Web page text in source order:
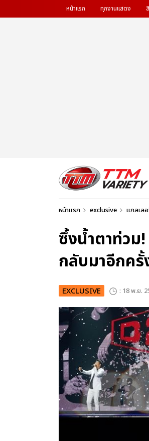
หน้าแรก ทุกงานแสดง
หน้าแรก exclusive แกลเล
ซึ้งน้ำตาท่วม
กลับมาอีกครั้
EXCLUSIVE : 18 พ.ย.